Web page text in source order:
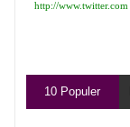
http://www.twitter.com
10 Populer